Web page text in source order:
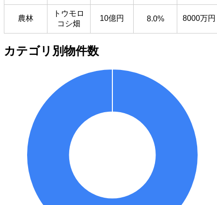
農林
トウモロ
コシ畑
10億円 8.0% 8000万円
カテゴリ別物件数